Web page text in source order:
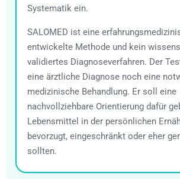
Systematik ein.
SALOMED ist eine
entwickelte Methode und kein
validiertes Diagnoseverfahren. Der
eine ärztliche Diagnose noch eine
medizinische Behandlung. Er soll eine
nachvollziehbare Orientierung dafür
Lebensmittel in der persönlichen
bevorzugt, eingeschränkt oder eher
sollten.